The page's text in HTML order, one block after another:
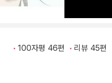
100자평 46편 리뷰 45편